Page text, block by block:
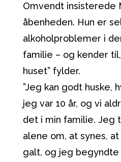
Omvendt insisterede
åbenheden. Hun er
alkoholproblemer i
familie – og kender
huset” fylder.
”Jeg kan godt huske,
jeg var 10 år, og vi
det i min familie. Jeg
alene om, at synes,
galt, og jeg